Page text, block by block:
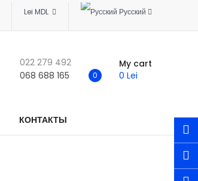
Русский
My cart
0 0 Lei
022 279 492
068 688 165
КОНТАКТЫ